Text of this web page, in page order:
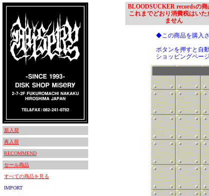
新入荷
再入荷
RECOMMEND
セール商品
すべての商品を見る
IMPORT
BLOODSUCKER recordsの商
これまでどおり消費税はいた
ません
◆この商品を購入
ボタンを押すと自
ショッピングペー